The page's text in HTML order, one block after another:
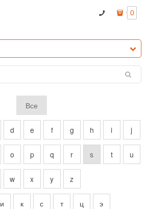
0
Все
d e f g h i j
o p q r s t u
w x y z
и к с т ц э